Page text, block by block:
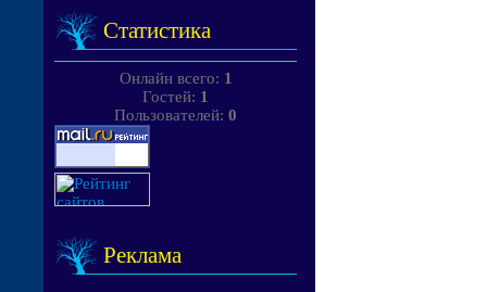
Статистика
Онлайн всего: 1
Гостей: 1
Пользователей: 0
Реклама